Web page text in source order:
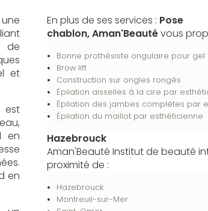
de
et
est
en
en
En plus de ses services : Pose
chablon, Aman'Beautévous
Bonne prothésiste ongulaire pour gel
Brow lift
Construction sur ongles rongés
Épilation aisselles à la cire par
Épilation des jambes complètes par
Épilation du maillot par esthéticienne
Hazebrouck
Aman'Beauté Institut de beauté
proximité de :
Hazebrouck
Montreuil-sur-Mer